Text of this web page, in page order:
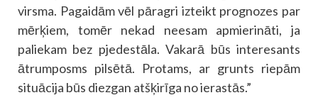
virsma. Pagaidām vēl pāragri izteikt prognozes par
mērķiem, tomēr nekad neesam apmierināti, ja
paliekam bez pjedestāla. Vakarā būs interesants
ātrumposms pilsētā. Protams, ar grunts riepām
situācija būs diezgan atšķirīga no ierastās.”